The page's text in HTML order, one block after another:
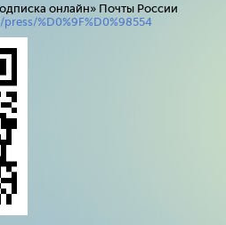
онлайн» Почты России
%D0%9F%D0%98554